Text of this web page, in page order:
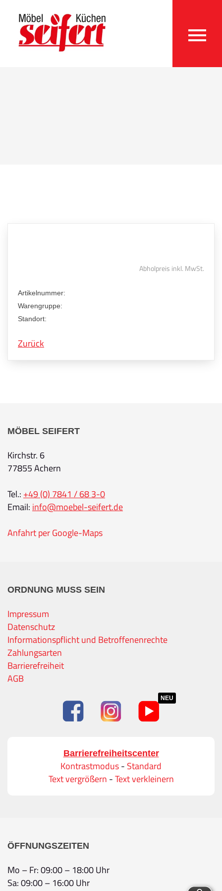
Abholpreis inkl. MwSt.
Artikelnummer:
Warengruppe:
Standort:
Zurück
MÖBEL SEIFERT
Kirchstr. 6
77855 Achern
Tel.: +49 (0) 7841 / 68 3-0
Email: info@moebel-seifert.de
Anfahrt per Google-Maps
ORDNUNG MUSS SEIN
Impressum
Datenschutz
Informationspflicht und Betroffenenrechte
Zahlungsarten
Barrierefreiheit
AGB
NEU
Barrierefreiheitscenter
Kontrastmodus- Standard
Text vergrößern -Text verkleinern
ÖFFNUNGSZEITEN
Mo – Fr: 09:00 – 18:00 Uhr
Sa: 09:00 – 16:00 Uhr